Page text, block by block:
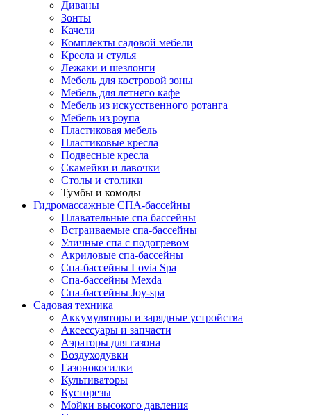
Диваны
Зонты
Качели
Комплекты садовой мебели
Кресла и стулья
Лежаки и шезлонги
Мебель для костровой зоны
Мебель для летнего кафе
Мебель из искусственного ротанга
Мебель из роупа
Пластиковая мебель
Пластиковые кресла
Подвесные кресла
Скамейки и лавочки
Столы и столики
Тумбы и комоды
Гидромассажные СПА-бассейны
Плавательные спа бассейны
Встраиваемые спа-бассейны
Уличные спа с подогревом
Акриловые спа-бассейны
Спа-бассейны Lovia Spa
Спа-бассейны Mexda
Спа-бассейны Joy-spa
Садовая техника
Аккумуляторы и зарядные устройства
Аксессуары и запчасти
Аэраторы для газона
Воздуходувки
Газонокосилки
Культиваторы
Кусторезы
Мойки высокого давления